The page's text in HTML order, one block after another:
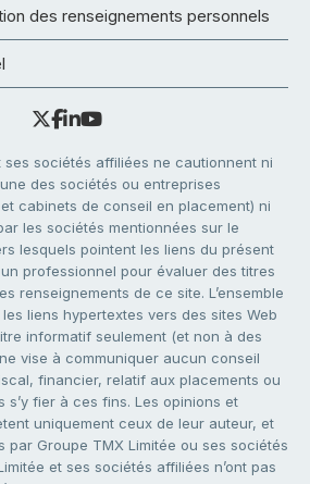
des renseignements personnels
ses sociétés affiliées ne cautionnent ni
des sociétés ou entreprises
cabinets de conseil en placement) ni
les sociétés mentionnées sur le
lesquels pointent les liens du présent
professionnel pour évaluer des titres
renseignements de ce site. L’ensemble
liens hypertextes vers des sites Web
informatif seulement (et non à des
vise à communiquer aucun conseil
financier, relatif aux placements ou
s’y fier à ces fins. Les opinions et
uniquement ceux de leur auteur, et
par Groupe TMX Limitée ou ses sociétés
et ses sociétés affiliées n’ont pas